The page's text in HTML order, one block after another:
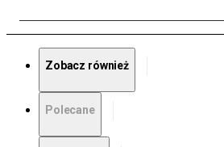
Zobacz również
Polecane